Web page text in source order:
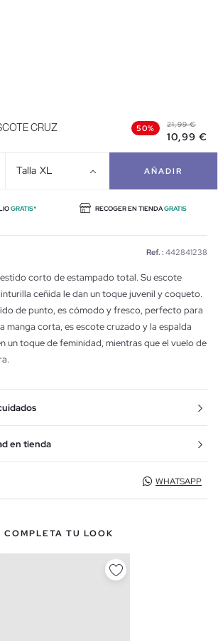
CRUZ 50% 21,99 €
10,99 €
Talla XL AÑADIR
GRATIS* RECOGER EN TIENDAGRATIS
Ref. : 442841238
corto de estampado total. Su escote
ceñida le dan un toque juvenil y coqueto.
de punto, es cómodo y fresco, perfecto para
manga corta, es escote cruzado y la espalda
un toque de feminidad, mientras que el vuelo de
en tienda
WHATSAPP
COMPLETA TU LOOK